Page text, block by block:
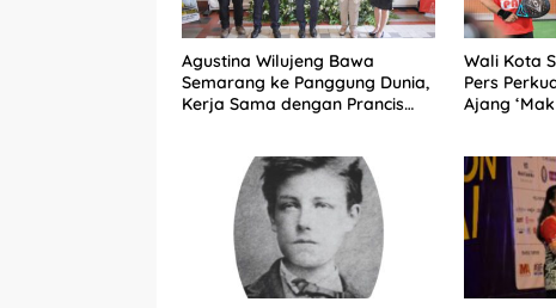
Agustina Wilujeng Bawa
Semarang ke Panggung Dunia,
Kerja Sama dengan Prancis
Wali Kota
Pers
Ajang